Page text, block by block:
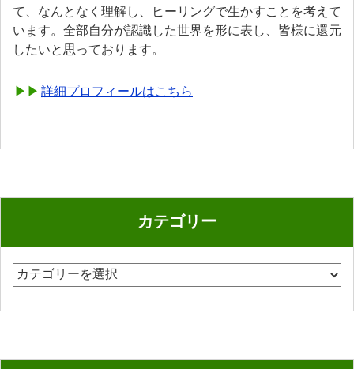
て、なんとなく理解し、ヒーリングで生かすことを考えて
います。全部自分が認識した世界を形に表し、皆様に還元
したいと思っております。
詳細プロフィールはこちら
カテゴリー
カ
ー